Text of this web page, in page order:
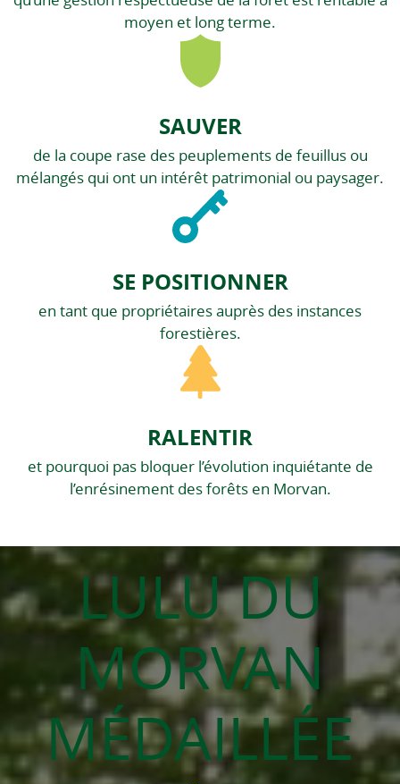
moyen et long terme.
SAUVER
de la coupe rase des peuplements de feuillus ou
mélangés qui ont un intérêt patrimonial ou paysager.
SE POSITIONNER
en tant que propriétaires auprès des instances
forestières.
RALENTIR
et pourquoi pas bloquer l’évolution inquiétante de
l’enrésinement des forêts en Morvan.
LULU DU
MORVAN
MÉDAILLÉE